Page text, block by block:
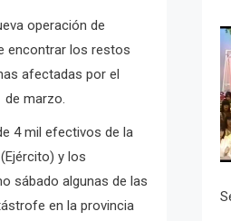
operación de
encontrar los restos
afectadas por el
de marzo.
4 mil efectivos de la
y los
sábado algunas de las
en la provincia